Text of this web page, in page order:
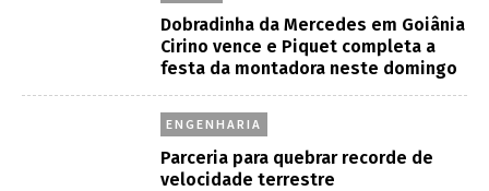
Dobradinha da Mercedes em Goiânia
Cirino vence e Piquet completa a
festa da montadora neste domingo
ENGENHARIA
Parceria para quebrar recorde de
velocidade terrestre